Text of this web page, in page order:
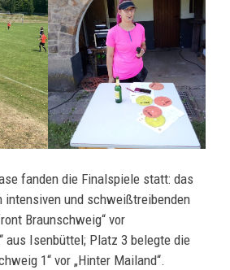
fanden die Finalspiele statt: das
intensiven und schweißtreibenden
Braunschweig“ vor
aus Isenbüttel; Platz 3 belegte die
1“ vor „Hinter Mailand“.